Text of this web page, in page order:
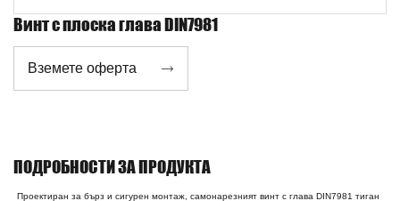
Винт с плоска глава DIN7981
Вземете оферта 
ПОДРОБНОСТИ ЗА ПРОДУКТА
Проектиран за бърз и сигурен монтаж, самонарезният винт с глава DIN7981 тиган